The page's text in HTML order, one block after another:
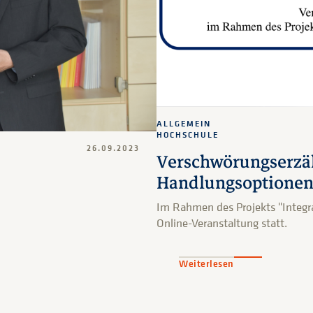
26.09.2023
Handlungsoptionen
ALLGEMEIN
HOCHSCHULE
Im Rahmen des Projekts
Online-Veranstaltung statt.
Weiterlesen